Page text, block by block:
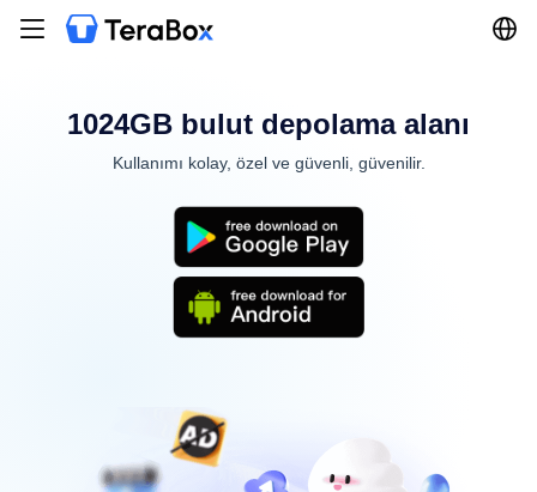
1024GB bulut depolama alanı
Kullanımı kolay, özel ve güvenli, güvenilir.